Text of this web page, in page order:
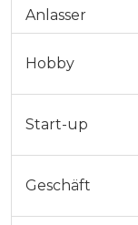
Anlasser
Hobby
Start-up
Geschäft